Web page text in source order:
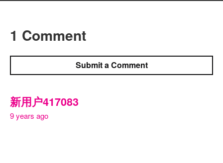
1 Comment
Submit a Comment
新用户417083
9 years ago